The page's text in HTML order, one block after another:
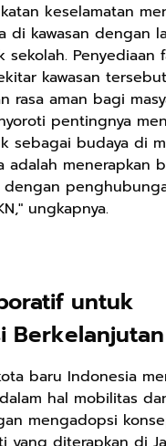
keselamatan
di kawasan dengan
Penyediaan
kawasan
rasa aman bagi
pentingnya
sebagai budaya di
adalah menerapkan
ungkapnya.
untuk
Berkelanjutan
baru Indonesia
hal mobilitas
mengadopsi